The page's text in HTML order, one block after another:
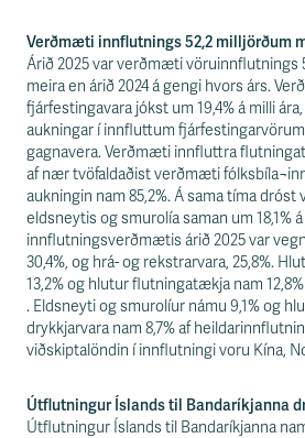
Verðmæti innflutnings 52,2 milljörðum
Árið 2025 var verðmæti vöruinnflutnings
meira en árið 2024 á gengi hvors árs.
fjárfestingavara jókst um 19,4% á milli
aukningar í innfluttum
gagnavera. Verðmæti innfluttra
af nær tvöfaldaðist verðmæti
aukningin nam 85,2%. Á sama tíma
eldsneytis og smurolía saman um 18,1%
innflutningsverðmætis árið 2025 var
30,4%, og hrá- og rekstrarvara, 25,8%.
13,2% og hlutur flutningatækja nam
. Eldsneyti og smurolíur námu 9,1% og
drykkjarvara nam 8,7% af
viðskiptalöndin í innflutningi voru Kína,
Útflutningur Íslands til Bandaríkjanna
Útflutningur Íslands til Bandaríkjanna